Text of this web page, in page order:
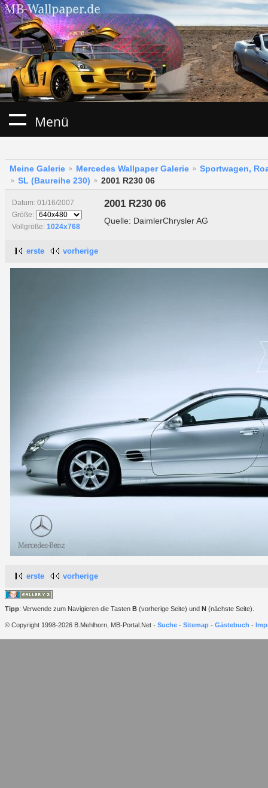
Menü
Meine Galerie Mercedes Wallpaper Galerie
Sportwagen,
SL (Baureihe 230)
2001 R230 06
Datum: 01/16/2007
Größe:
Vollgröße: 1024x768
2001 R230 06
Quelle: DaimlerChrysler AG
erste vorherige
erste vorherige
Tipp: Verwende zum Navigieren die Tasten B (vorherige Seite) und N (nächste Seite).
© Copyright 1998-2026 B.Mehlhorn, MB-Portal.Net - Suche - Sitemap - Gästebuch -